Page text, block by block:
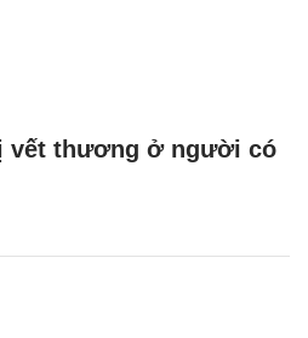
vết thương ở người có